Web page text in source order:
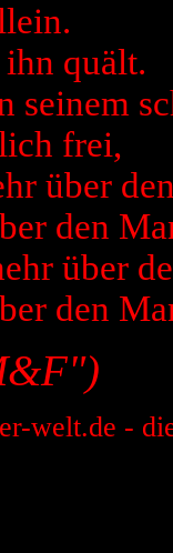
quält.
seinem
frei,
über
den
über
den
welt.de -